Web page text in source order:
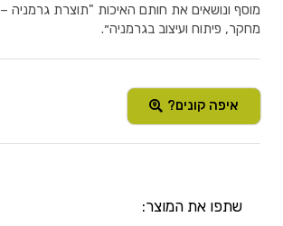
מוסף ונושאים את חותם האיכות "תוצרת גרמניה –
מחקר, פיתוח ועיצוב בגרמניה״.
איפה קונים?
שתפו את המוצר: